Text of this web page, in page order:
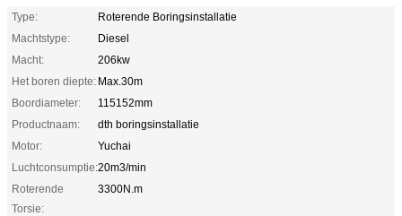
Type:
Roterende Boringsinstallatie
Machtstype:
Diesel
Macht:
206kw
Het boren diepte: Max.30m
Boordiameter:
115152mm
Productnaam:
dth boringsinstallatie
Motor:
Yuchai
Luchtconsumptie:20m3/min
Roterende
Torsie:
3300N.m